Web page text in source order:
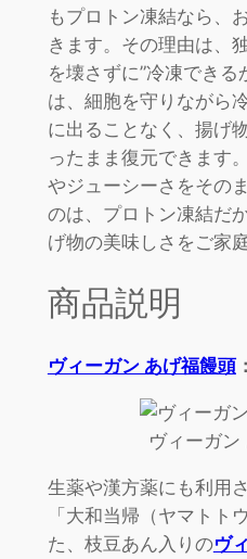
もプロトン凍結なら、
きます。その理由は、
を壊さずに”冷凍でき
は、細胞を守りながら
に出ることなく、揚げ
ったまま復元できます
やジューシーさをその
のは、プロトン凍結だ
げ物の美味しさをご家
商品説明
ヴィーガン あげ福饅頭：
ヴィーガ
生薬や漢方薬にも利用
「大和当帰（ヤマトト
た、枝豆あん入りのヴ